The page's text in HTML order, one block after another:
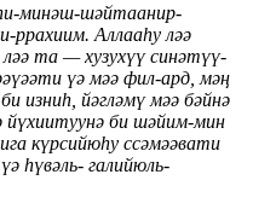
минәш-шәйтаанир-
ррахиим. Аллааһу ләә
ләә та — хузухүү синәтүү-
үә мәә фил-ард, мәң
изниһ, йәгләмү мәә бәйнә
йүхиитуунә би шәйим-мин
күрсийюһу ссәмәәвати
һүвәль- галийюль-